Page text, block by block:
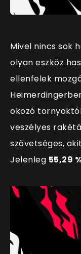
Mivel nincs sok
olyan eszköz
ellenfelek
okozó
veszélyes
szövetséges,
Jelenleg 55,29